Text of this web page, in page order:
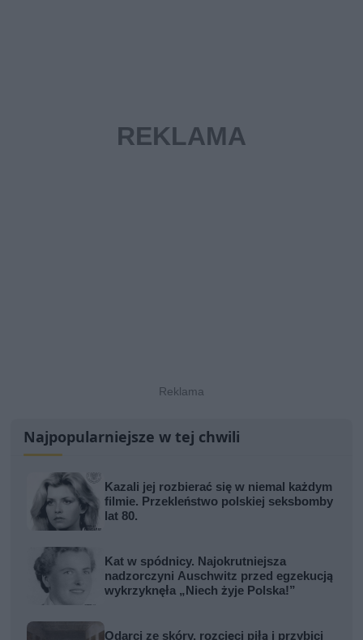
Najpopularniejsze w tej chwili
Kazali jej rozbierać się w niemal każdym
filmie. Przekleństwo polskiej seksbomby
lat 80.
Kat w spódnicy. Najokrutniejsza
nadzorczyni Auschwitz przed egzekucją
wykrzyknęła „Niech żyje Polska!”
Odarci ze skóry, rozcięci piłą i przybici